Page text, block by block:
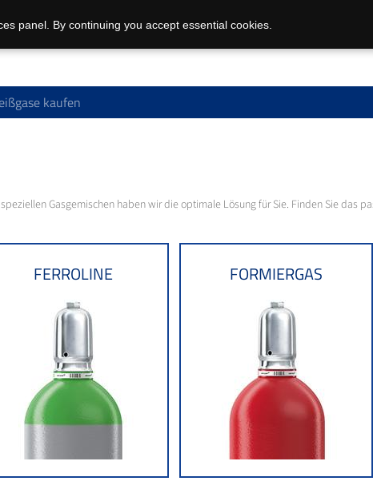
kaufen
Gasgemischen haben wir die optimale Lösung für Sie. Finden Sie das
FERROLINE FORMIERGAS
panel. By continuing you accept essential cookies.